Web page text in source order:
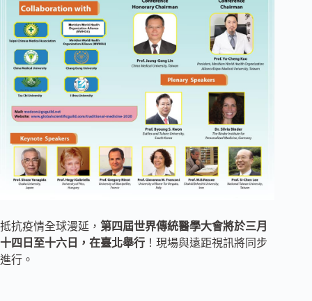
抵抗疫情全球漫延， 第四屆世界傳統醫學大會將於三月
十四日至十六日，在臺北舉行 ！現場與遠距視訊將同步
進行。